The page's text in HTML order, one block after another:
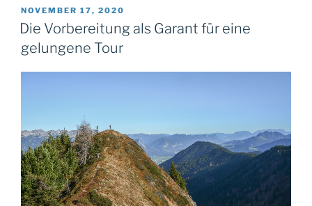
VERÖFFENTLICHT
AM
NOVEMBER 17, 2020
Die Vorbereitung als Garant für eine
gelungene Tour